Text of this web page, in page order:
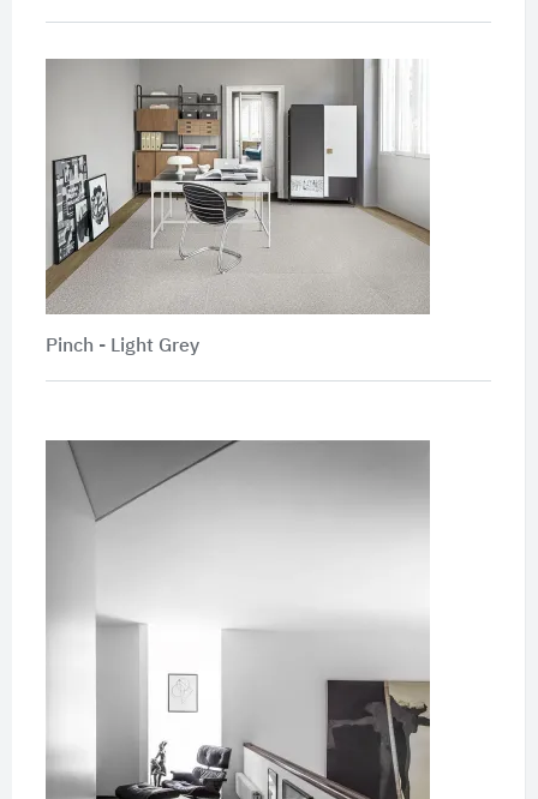
Pinch - Light Grey